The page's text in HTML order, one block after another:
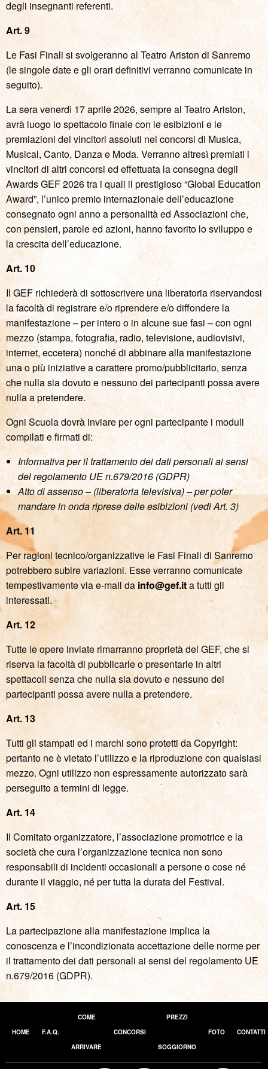
degli insegnanti referenti.
Art. 9
Le Fasi Finali si svolgeranno al Teatro Ariston di Sanremo
(le singole date e gli orari definitivi verranno comunicate in
seguito).
La sera venerdì 17 aprile 2026, sempre al Teatro Ariston,
avrà luogo lo spettacolo finale con le esibizioni e le
premiazioni dei vincitori assoluti nei concorsi di Musica,
Musical, Canto, Danza e Moda. Verranno altresì premiati i
vincitori di altri concorsi ed effettuata la consegna degli
Awards GEF 2026 tra i quali il prestigioso “Global Education
Award”, l’unico premio internazionale dell’educazione
consegnato ogni anno a personalità ed Associazioni che,
con pensieri, parole ed azioni, hanno favorito lo sviluppo e
la crescita dell’educazione.
Art. 10
Il GEF richiederà di sottoscrivere una liberatoria riservandosi
la facoltà di registrare e/o riprendere e/o diffondere la
manifestazione – per intero o in alcune sue fasi – con ogni
mezzo (stampa, fotografia, radio, televisione, audiovisivi,
internet, eccetera) nonché di abbinare alla manifestazione
una o più iniziative a carattere promo/pubblicitario, senza
che nulla sia dovuto e nessuno dei partecipanti possa avere
nulla a pretendere.
Ogni Scuola dovrà inviare per ogni partecipante i moduli
compilati e firmati di:
Informativa per il trattamento dei dati personali ai sensi
del regolamento UE n.679/2016 (GDPR)
Atto di assenso – (liberatoria televisiva) – per poter
mandare in onda riprese delle esibizioni (vedi Art. 3)
Art. 11
Per ragioni tecnico/organizzative le Fasi Finali di Sanremo
potrebbero subire variazioni. Esse verranno comunicate
tempestivamente via e-mail da info@gef.ita tutti gli
interessati.
Art. 12
Tutte le opere inviate rimarranno proprietà del GEF, che si
riserva la facoltà di pubblicarle o presentarle in altri
spettacoli senza che nulla sia dovuto e nessuno dei
partecipanti possa avere nulla a pretendere.
Art. 13
Tutti gli stampati ed i marchi sono protetti da Copyright:
pertanto ne è vietato l’utilizzo e la riproduzione con qualsiasi
mezzo. Ogni utilizzo non espressamente autorizzato sarà
perseguito a termini di legge.
Art. 14
Il Comitato organizzatore, l’associazione promotrice e la
società che cura l’organizzazione tecnica non sono
responsabili di incidenti occasionali a persone o cose né
durante il viaggio, né per tutta la durata del Festival.
Art. 15
La partecipazione alla manifestazione implica la
conoscenza e l’incondizionata accettazione delle norme per
il trattamento dei dati personali ai sensi del regolamento UE
n.679/2016 (GDPR).
HOME F.A.Q.
COME
ARRIVARE
CONCORSI
PREZZI
SOGGIORNO
FOTO CONTATTI